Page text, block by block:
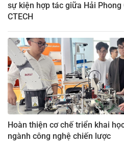
sự kiện hợp tác giữa Hải Phong
CTECH
Hoàn thiện cơ chế triển khai
ngành công nghệ chiến lược